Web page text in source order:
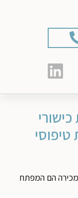
מכירה הם המפתח